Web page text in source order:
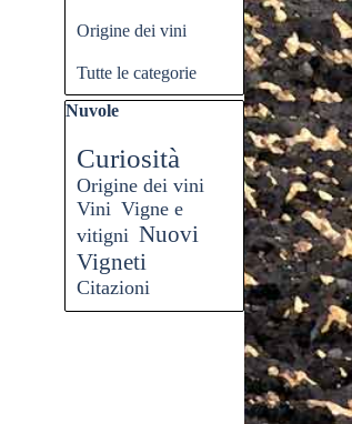
Origine dei vini
Tutte le categorie
Salta blocco Nuvole
Nuvole
Curiosità
Origine dei vini
Vini Vigne e
vitigni Nuovi
Vigneti
Citazioni